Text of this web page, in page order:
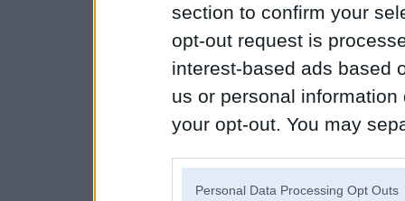
section to confirm your
opt-out request is
interest-based ads based
us or personal
your opt-out. You may
Personal Data Processing Opt Outs